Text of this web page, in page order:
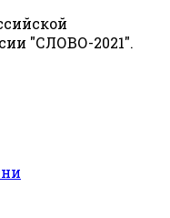
"СЛОВО-2021".